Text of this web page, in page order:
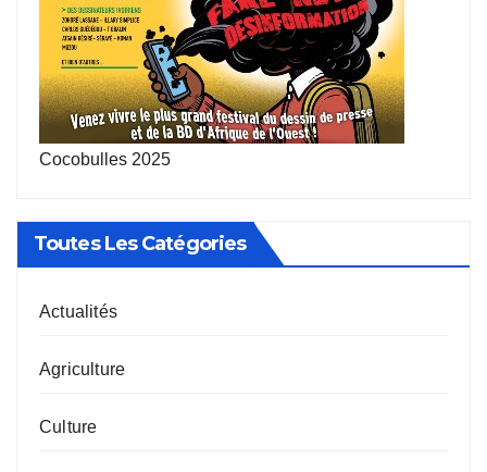
Cocobulles 2025
Toutes Les Catégories
Actualités
Agriculture
Culture